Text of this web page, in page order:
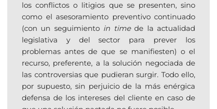
los conflictos o litigios que se presenten, sino
como el asesoramiento preventivo continuado
(con un seguimiento in timede la actualidad
legislativa y del sector para prever los
problemas antes de que se manifiesten) o el
recurso, preferente, a la solución negociada de
las controversias que pudieran surgir. Todo ello,
por supuesto, sin perjuicio de la más enérgica
defensa de los intereses del cliente en caso de